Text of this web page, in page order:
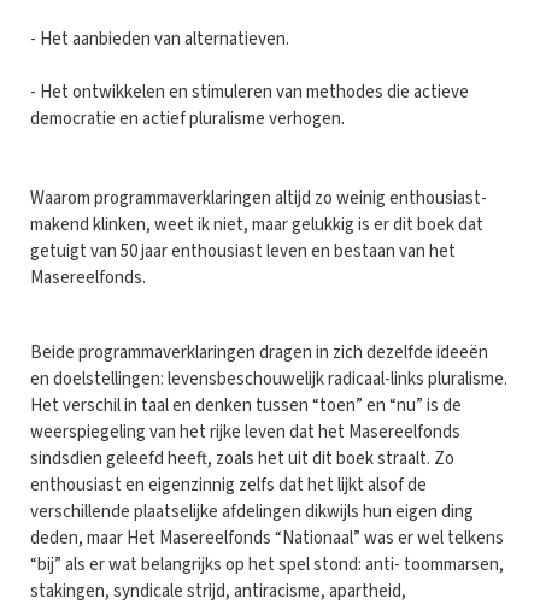
- Het aanbieden van alternatieven.
- Het ontwikkelen en stimuleren van methodes die actieve
democratie en actief pluralisme verhogen.
Waarom programmaverklaringen altijd zo weinig enthousiast-
makend klinken, weet ik niet, maar gelukkig is er dit boek dat
getuigt van 50 jaar enthousiast leven en bestaan van het
Masereelfonds.
Beide programmaverklaringen dragen in zich dezelfde ideeën
en doelstellingen: levensbeschouwelijk radicaal-links pluralisme.
Het verschil in taal en denken tussen “toen” en “nu” is de
weerspiegeling van het rijke leven dat het Masereelfonds
sindsdien geleefd heeft, zoals het uit dit boek straalt. Zo
enthousiast en eigenzinnig zelfs dat het lijkt alsof de
verschillende plaatselijke afdelingen dikwijls hun eigen ding
deden, maar Het Masereelfonds “Nationaal” was er wel telkens
“bij” als er wat belangrijks op het spel stond: anti- toommarsen,
stakingen, syndicale strijd, antiracisme, apartheid,